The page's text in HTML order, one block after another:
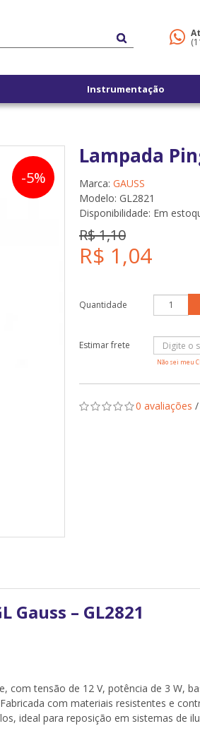
Instrumentação
-5%
Lampada
Marca: GAUSS
Modelo: GL2821
Disponibilidade: Em
R$ 1,10
R$ 1,04
Quantidade
Não sei meu
0 avaliações /
Gauss – GL2821
tensão de 12 V, potência de 3 W,
com materiais resistentes e
ideal para reposição em sistemas de